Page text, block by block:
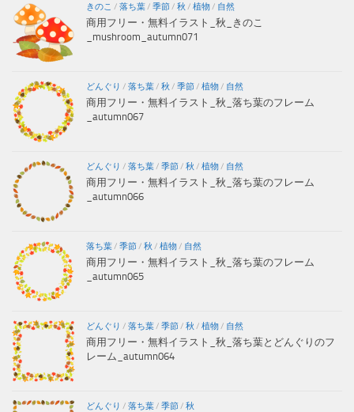
きのこ / 落ち葉 / 季節 / 秋 / 植物 / 自然
商用フリー・無料イラスト_秋_きのこ
_mushroom_autumn071
どんぐり / 落ち葉 / 秋 / 季節 / 植物 / 自然
商用フリー・無料イラスト_秋_落ち葉のフレーム
_autumn067
どんぐり / 落ち葉 / 季節 / 秋 / 植物 / 自然
商用フリー・無料イラスト_秋_落ち葉のフレーム
_autumn066
落ち葉 / 季節 / 秋 / 植物 / 自然
商用フリー・無料イラスト_秋_落ち葉のフレーム
_autumn065
どんぐり / 落ち葉 / 季節 / 秋 / 植物 / 自然
商用フリー・無料イラスト_秋_落ち葉とどんぐりのフ
レーム_autumn064
どんぐり / 落ち葉 / 季節 / 秋